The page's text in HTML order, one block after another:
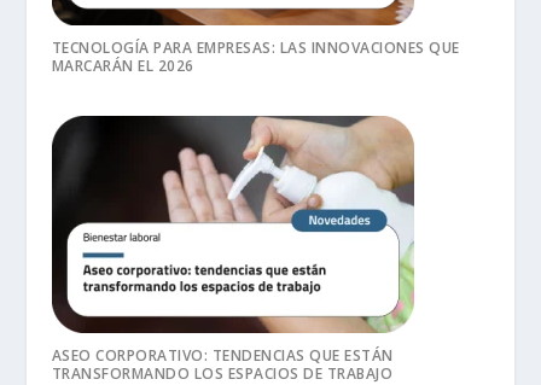
TECNOLOGÍA PARA EMPRESAS: LAS INNOVACIONES QUE
MARCARÁN EL 2026
ASEO CORPORATIVO: TENDENCIAS QUE ESTÁN
TRANSFORMANDO LOS ESPACIOS DE TRABAJO